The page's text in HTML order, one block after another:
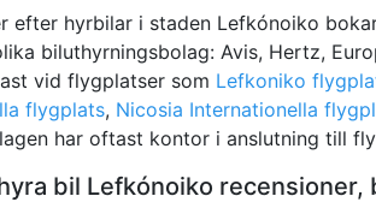
efter hyrbilar i staden Lefkónoiko
biluthyrningsbolag: Avis, Hertz,
vid flygplatser som Lefkoniko
flygplats, Nicosia Internationella
har oftast kontor i anslutning till
bil Lefkónoiko recensioner,